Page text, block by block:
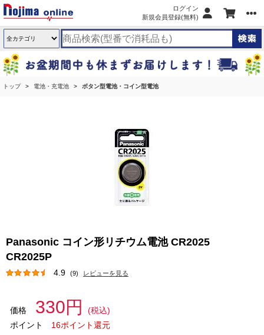
ログイン
新規会員登録(無料)
トップ 電池・充電池 ボタン型電池・コイン型電池
Panasonic コイン形リチウム電池 CR2025
CR2025P
4.9 (9) レビューを見る
価格 330円
(税込)
ポイント
16ポイント還元